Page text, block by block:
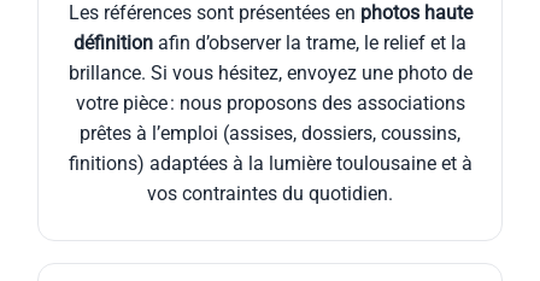
Les références sont présentées en photos haute
définition afin d’observer la trame, le relief et la
brillance. Si vous hésitez, envoyez une photo de
votre pièce : nous proposons des associations
prêtes à l’emploi (assises, dossiers, coussins,
finitions) adaptées à la lumière toulousaine et à
vos contraintes du quotidien.